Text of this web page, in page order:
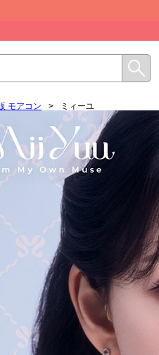
モアコン > ミィーユ